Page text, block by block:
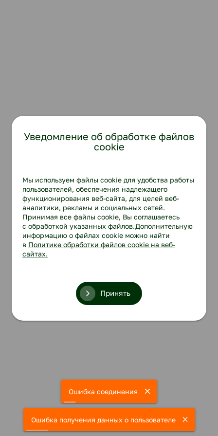
Ошибка соединения
Ошибка получения данных о пользователе
Уведомление об обработке файлов
cookie
Мы используем файлы cookie для удобства работы
пользователей, обеспечения надлежащего
функционирования веб-сайта, для целей веб-
аналитики, рекламы и социальных сетей.
Принимая все файлы cookie, Вы соглашаетесь
с обработкой указанных файлов.Дополнительную
информацию о файлах cookie можно найти
в Политике обработки файлов cookie на веб-
сайтах.
Принять